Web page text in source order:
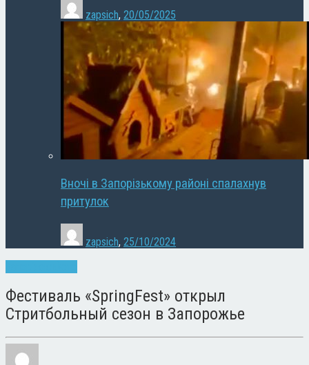
zapsich, 20/05/2025
Вночі в Запорізькому районі спалахнув
притулок
zapsich, 25/10/2024
Фестиваль «SpringFest» открыл
Стритбольный сезон в Запорожье